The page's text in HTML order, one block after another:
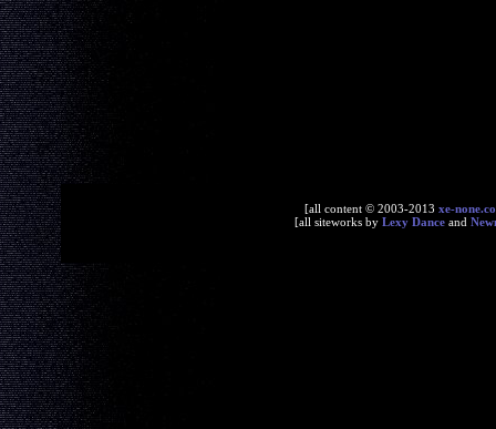
[all content © 2003-2013 xe-
[all siteworks by Lexy Danceand